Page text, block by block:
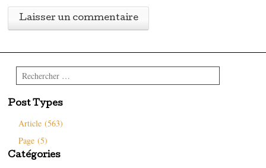
Rechercher
Post Types
Article (563)
Page (5)
Catégories